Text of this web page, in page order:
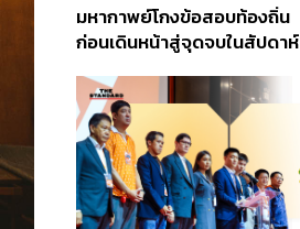
มหากาพย์โกงข้อสอบท้องถิ่น
ก่อนเดินหน้าสู่จุดจบในสัปดาห์